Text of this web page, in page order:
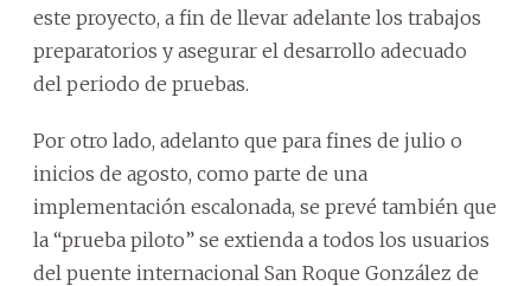
este proyecto, a fin de llevar adelante los trabajos
preparatorios y asegurar el desarrollo adecuado
del periodo de pruebas.
Por otro lado, adelanto que para fines de julio o
inicios de agosto, como parte de una
implementación escalonada, se prevé también que
la “prueba piloto” se extienda a todos los usuarios
del puente internacional San Roque González de